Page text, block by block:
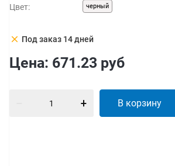
Цвет: черный
clear Под заказ 14 дней
Цена: 671.23 руб
В корзину